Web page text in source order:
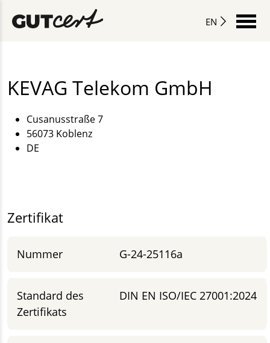
EN
KEVAG Telekom GmbH
Cusanusstraße 7
56073 Koblenz
DE
Zertifikat
Nummer G-24-25116a
Standard des
Zertifikats
DIN EN ISO/IEC 27001:2024